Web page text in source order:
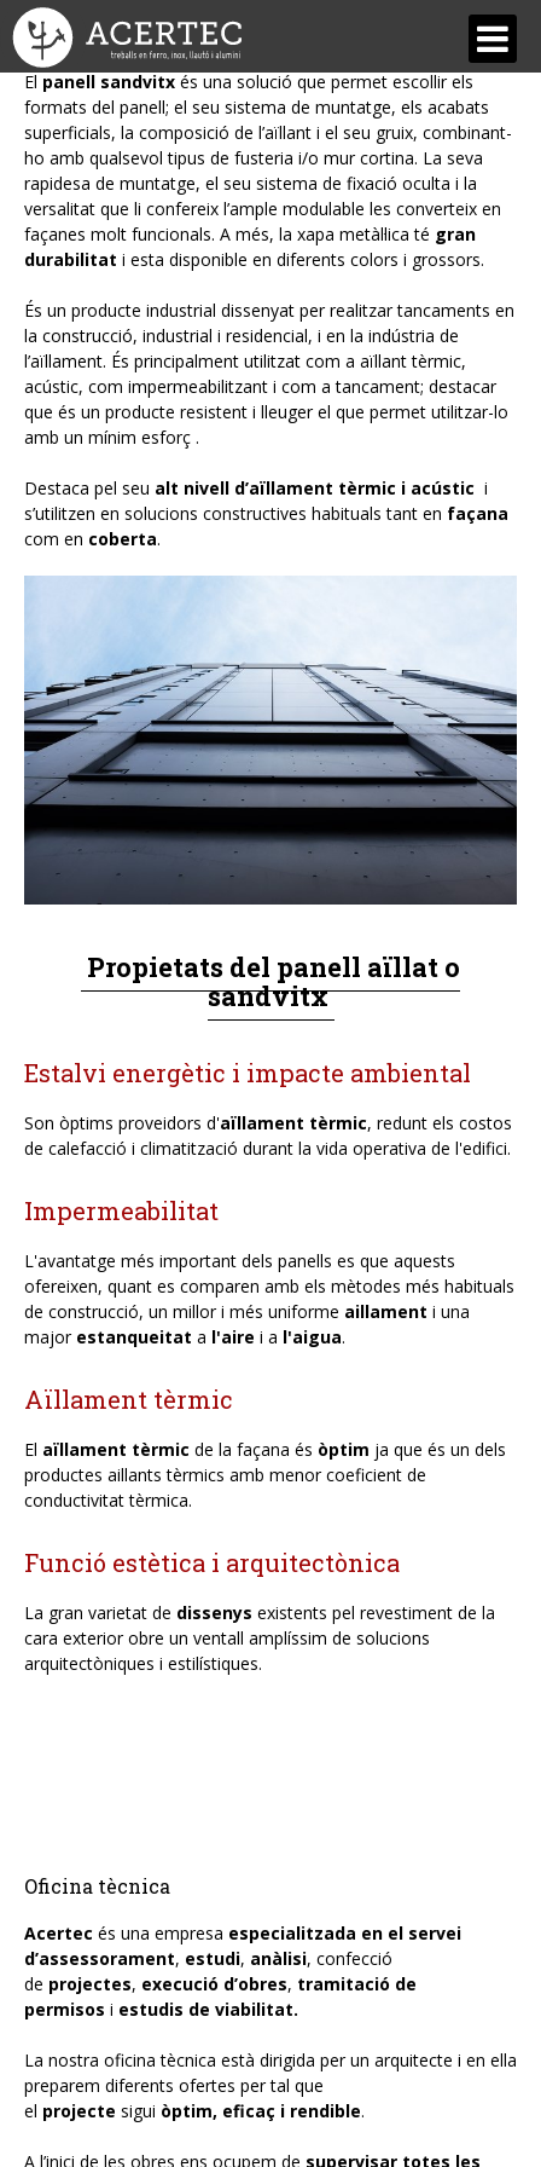
QUI SOM
Acertec
Equip
Dissenys, estils i materials
Les nostres avantatges
SERVEIS
Forja Artística i Restauració
Serralleria
Fusteria alumini
Manteniments industrials
OFICINA TÈCNICA
PROJECTES
CONTACTE
CA
Cobertes i façanes de panell aïllat
El panell sandvitx és una solució que permet escollir els
formats del panell; el seu sistema de muntatge, els acabats
superficials, la composició de l’aïllant i el seu gruix, combinant-
ho amb qualsevol tipus de fusteria i/o mur cortina. La seva
rapidesa de muntatge, el seu sistema de fixació oculta i la
versalitat que li confereix l’ample modulable les converteix en
façanes molt funcionals. A més, la xapa metàl·lica té gran
durabilitat i esta disponible en diferents colors i grossors.
És un producte industrial dissenyat per realitzar tancaments en
la construcció, industrial i residencial, i en la indústria de
l’aïllament. És principalment utilitzat com a aïllant tèrmic,
acústic, com impermeabilitzant i com a tancament; destacar
que és un producte resistent i lleuger el que permet utilitzar-lo
amb un mínim esforç .
Destaca pel seu alt nivell d’aïllament tèrmic i acústic i
s’utilitzen en solucions constructives habituals tant en façana
com en coberta.
Propietats del panell aïllat o
sandvitx
Estalvi energètic i impacte ambiental
Son òptims proveidors d'aïllament tèrmic, redunt els costos
de calefacció i climatització durant la vida operativa de l'edifici.
Impermeabilitat
L'avantatge més important dels panells es que aquests
ofereixen, quant es comparen amb els mètodes més habituals
de construcció, un millor i més uniforme aillament i una
major estanqueitat a l'aire i a l'aigua.
Aïllament tèrmic
El aïllament tèrmic de la façana és òptim ja que és un dels
productes aillants tèrmics amb menor coeficient de
conductivitat tèrmica.
Funció estètica i arquitectònica
La gran varietat de dissenys existents pel revestiment de la
cara exterior obre un ventall amplíssim de solucions
arquitectòniques i estilístiques.
Oficina tècnica
Acertec és una empresa especialitzada en el servei
d’assessorament, estudi, anàlisi, confecció
de projectes, execució d’obres, tramitació de
permisos i estudis de viabilitat.
La nostra oficina tècnica està dirigida per un arquitecte i en ella
preparem diferents ofertes per tal que
el projecte sigui òptim, eficaç i rendible.
A l’inici de les obres ens ocupem de supervisar totes les